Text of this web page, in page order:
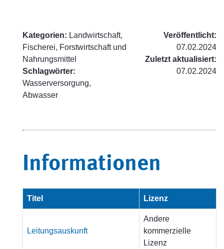
Kategorien: Landwirtschaft,
Fischerei, Forstwirtschaft und
Nahrungsmittel
Schlagwörter:
Wasserversorgung,
Abwasser
Veröffentlicht:
07.02.2024
Zuletzt aktualisiert:
07.02.2024
Informationen
Titel Lizenz
Leitungsauskunft
Andere
kommerzielle
Lizenz